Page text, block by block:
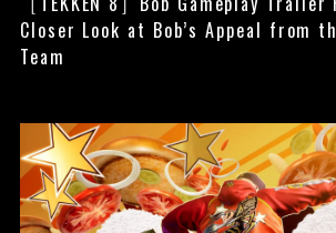
Closer Look at Bob’s Appeal from
Team